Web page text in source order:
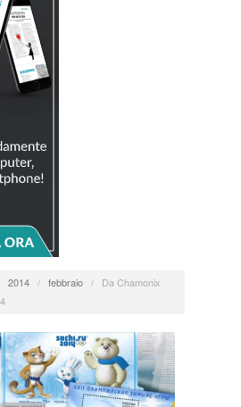
2014 / febbraio /
Da Chamonix